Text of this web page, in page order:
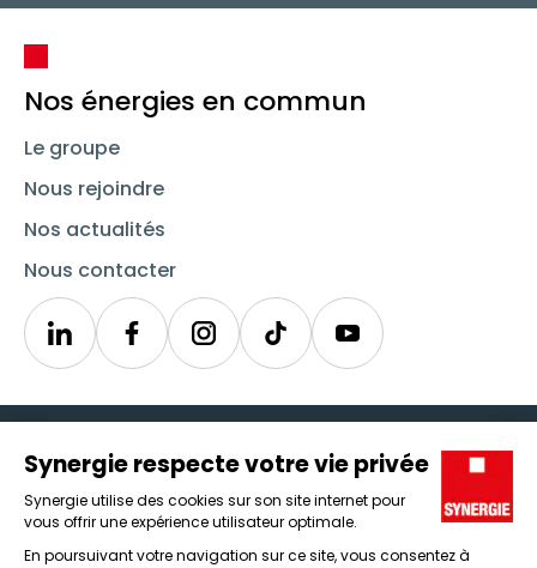
Nos énergies en commun
Le groupe
Nous rejoindre
Nos actualités
Nous contacter
LinkedinSynergieInstagramTikTok Youtube
Icône d'illustration
Candidats
Entreprises
Icône d'illustration
Nos agences
Icône d'illustration